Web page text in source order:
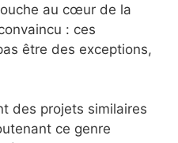
au cœur de la
: ces
être des exceptions,
des projets similaires
ce genre